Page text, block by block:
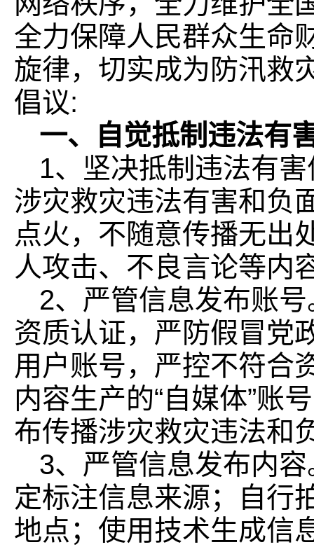
全力保障人民群众生命
旋律，切实成为防汛救
倡议:
一、自觉抵制违法有
1、坚决抵制违法有
涉灾救灾违法有害和负
点火，不随意传播无出
人攻击、不良言论等内
2、严管信息发布账
资质认证，严防假冒党
用户账号，严控不符合
内容生产的“自媒体”账
布传播涉灾救灾违法和
3、严管信息发布内
定标注信息来源；自行
地点；使用技术生成信